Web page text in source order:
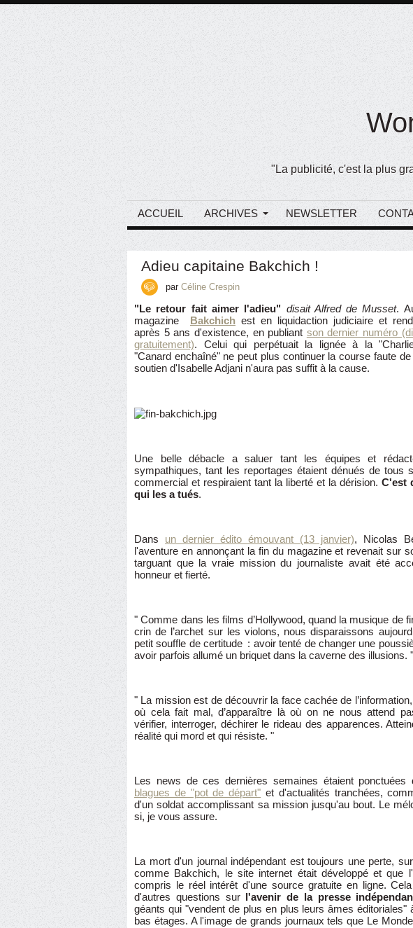
"La publicité, c'est la plus
ACCUEIL ARCHIVES NEWSLETTER
Adieu capitaine Bakchich !
par Céline Crespin
"Le retour fait aimer l'adieu" disait Alfred de Musset.
magazine
Bakchich est en liquidaction judiciaire et
après 5 ans d'existence, en publiant son dernier numéro
gratuitement). Celui qui perpétuait la lignée à la
"Canard enchaîné" ne peut plus continuer la course faute
soutien d'Isabelle Adjani n'aura pas suffit à la cause.
Une belle débacle a saluer tant les équipes et
sympathiques, tant les reportages étaient dénués de tous
commercial et respiraient tant la liberté et la dérision. C'est
qui les a tués.
Dans un dernier édito émouvant (13 janvier), Nicolas
l'aventure en annonçant la fin du magazine et revenait sur
targuant que la vraie mission du journaliste avait été
honneur et fierté.
" Comme dans les films d’Hollywood, quand la musique de
crin de l’archet sur les violons, nous disparaissons
petit souffle de certitude : avoir tenté de changer une
avoir parfois allumé un briquet dans la caverne des illusions. "
" La mission est de découvrir la face cachée de
où cela fait mal, d’apparaître là où on ne nous attend
vérifier, interroger, déchirer le rideau des apparences.
réalité qui mord et qui résiste. "
Les news de ces dernières semaines étaient ponctuées
blagues de "pot de départ" et d'actualités tranchées,
d'un soldat accomplissant sa mission jusqu'au bout. Le
si, je vous assure.
La mort d'un journal indépendant est toujours une perte,
comme Bakchich, le site internet était développé et que
compris le réel intérêt d'une source gratuite en ligne.
d'autres questions sur l'avenir de la presse
géants qui "vendent de plus en plus leurs âmes éditoriales"
bas étages. A l'image de grands journaux tels que Le